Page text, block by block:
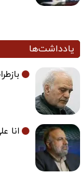
یادداشت‌ها
انا